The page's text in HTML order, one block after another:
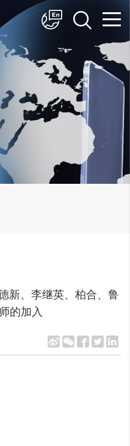
简体中文
English
新、李继英、柏合、鲁
的加入